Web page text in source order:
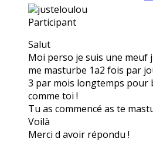
justeloulou
Participant
Salut
Moi perso je suis une meuf
me masturbe 1a2 fois par
3 par mois longtemps pour
comme toi !
Tu as commencé as te
Voilà
Merci d avoir répondu !